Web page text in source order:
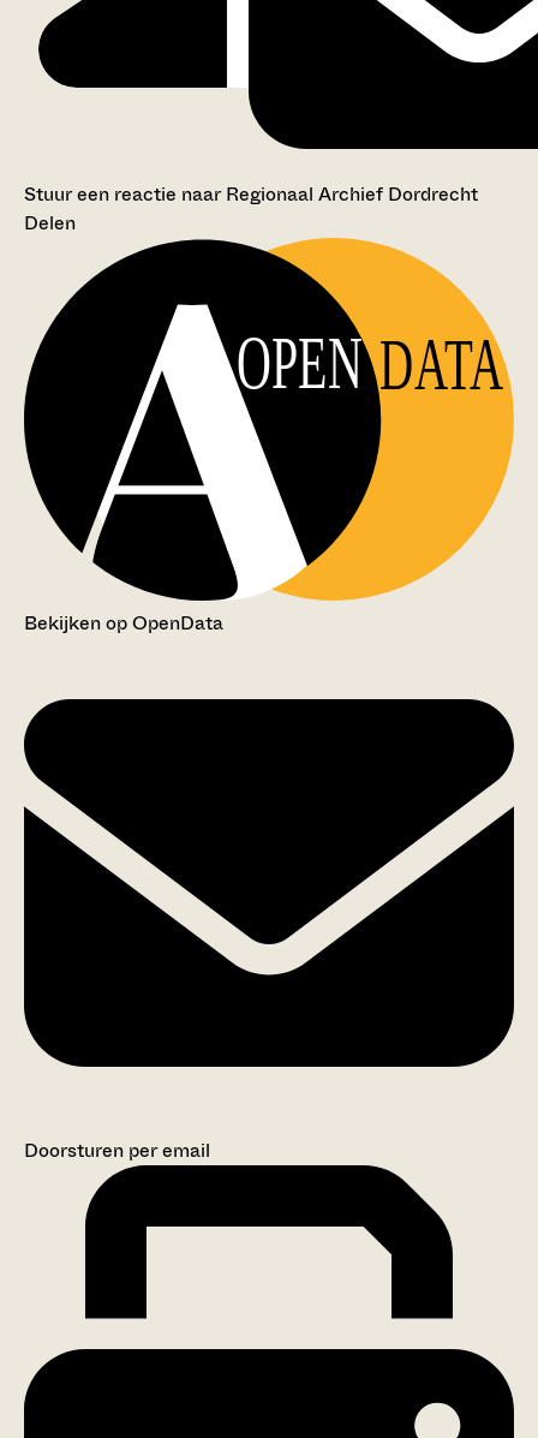
Stuur een reactie naar Regionaal Archief Dordrecht
Delen
OPEN DATA
Bekijken op OpenData
Doorsturen per email